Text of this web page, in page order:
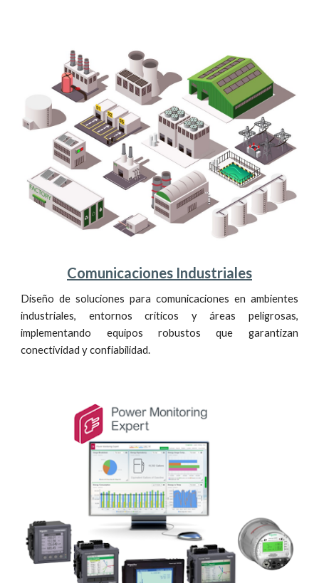
Comunicaciones Industriales
Diseño de soluciones para comunicaciones en ambientes
industriales, entornos críticos y áreas peligrosas,
implementando equipos robustos que garantizan
conectividad y confiabilidad.